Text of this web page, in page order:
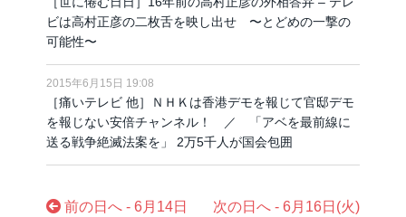
ビは高村正彦の二枚舌を映し出せ 〜とどめの一撃の
可能性〜
2015年6月15日 19:08
［痛いテレビ 他］ＮＨＫは香港デモを報じて官邸デモ
を報じない安倍チャンネル！ ／ 「アベを最前線に
送る戦争絶滅法案を」 2万5千人が国会包囲
前の日へ - 6月14日
次の日へ - 6月16日(火)